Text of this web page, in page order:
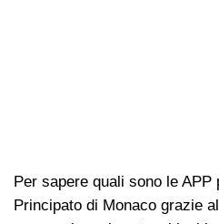
Per sapere quali sono le
Principato di Monaco grazie